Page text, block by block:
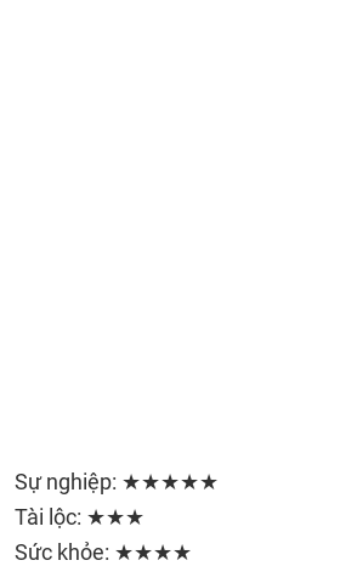
Sự nghiệp: ★★★★★
Tài lộc: ★★★
Sức khỏe: ★★★★